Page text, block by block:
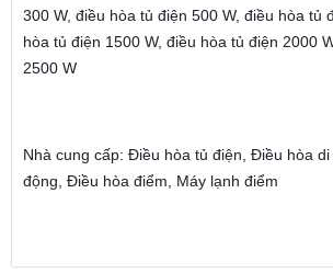
300 W, điều hòa tủ điện 500 W, điều hòa tủ
hòa tủ điện 1500 W, điều hòa tủ điện 2000
2500 W
Nhà cung cấp: Điều hòa tủ điện, Điều hòa
động, Điều hòa điểm, Máy lạnh điểm